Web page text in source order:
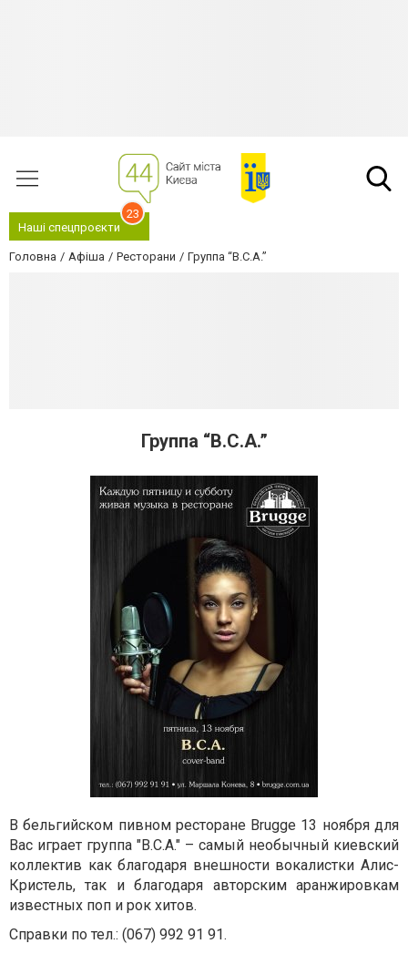
Наші спецпроєкти
23
Головна Афіша Ресторани Группа “B.C.A.”
Группа “B.C.A.”
В бельгийском пивном ресторане Brugge 13 ноября для
Вас играет группа "B.C.A." – самый необычный киевский
коллектив как благодаря внешности вокалистки Алис-
Кристель, так и благодаря авторским аранжировкам
известных поп и рок хитов.
Справки по тел.: (067) 992 91 91.